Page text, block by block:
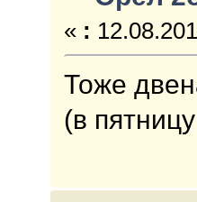
« :
Тоже
(в